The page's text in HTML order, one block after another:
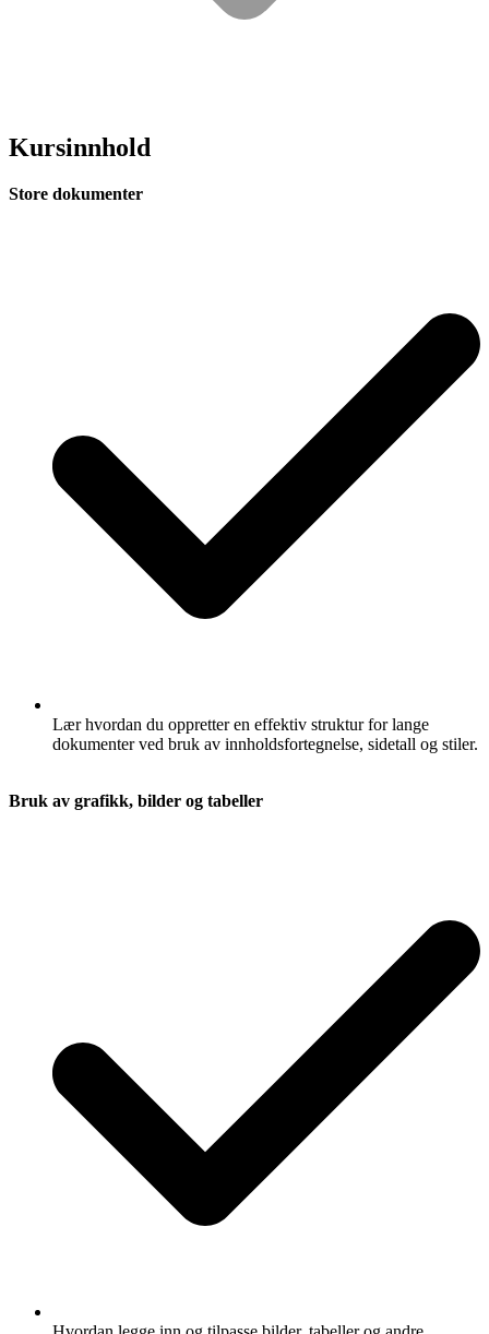
Kursinnhold
Store dokumenter
Lær hvordan du oppretter en effektiv struktur for lange
dokumenter ved bruk av innholdsfortegnelse, sidetall og stiler.
Bruk av grafikk, bilder og tabeller